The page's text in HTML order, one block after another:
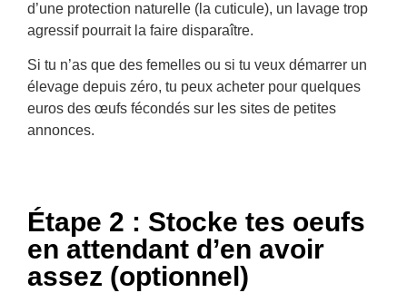
d’une protection naturelle (la cuticule), un lavage trop
agressif pourrait la faire disparaître.
Si tu n’as que des femelles ou si tu veux démarrer un
élevage depuis zéro, tu peux acheter pour quelques
euros des œufs fécondés sur les sites de petites
annonces.
Étape 2 : Stocke tes oeufs
en attendant d’en avoir
assez (optionnel)